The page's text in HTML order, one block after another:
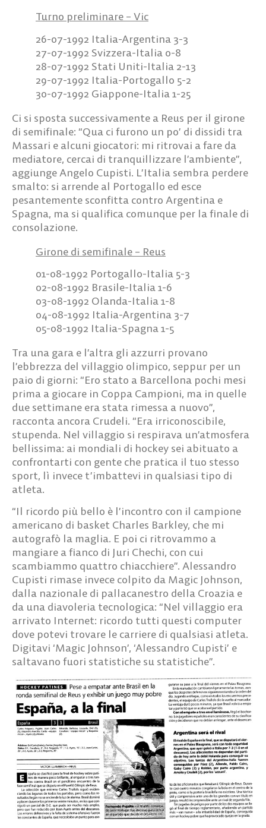
Turno preliminare – Vic
26-07-1992 Italia-Argentina 3-3
27-07-1992 Svizzera-Italia 0-8
28-07-1992 Stati Uniti-Italia 2-13
29-07-1992 Italia-Portogallo 5-2
30-07-1992 Giappone-Italia 1-25
Ci si sposta successivamente a Reus per il girone
di semifinale: “Qua ci furono un po’ di dissidi tra
Massari e alcuni giocatori: mi ritrovai a fare da
mediatore, cercai di tranquillizzare l’ambiente”,
aggiunge Angelo Cupisti. L’Italia sembra perdere
smalto: si arrende al Portogallo ed esce
pesantemente sconfitta contro Argentina e
Spagna, ma si qualifica comunque per la finale di
consolazione.
Girone di semifinale – Reus
01-08-1992 Portogallo-Italia 5-3
02-08-1992 Brasile-Italia 1-6
03-08-1992 Olanda-Italia 1-8
04-08-1992 Italia-Argentina 3-7
05-08-1992 Italia-Spagna 1-5
Tra una gara e l’altra gli azzurri provano
l’ebbrezza del villaggio olimpico, seppur per un
paio di giorni: “Ero stato a Barcellona pochi mesi
prima a giocare in Coppa Campioni, ma in quelle
due settimane era stata rimessa a nuovo”,
racconta ancora Crudeli. “Era irriconoscibile,
stupenda. Nel villaggio si respirava un’atmosfera
bellissima: ai mondiali di hockey sei abituato a
confrontarti con gente che pratica il tuo stesso
sport, lì invece t’imbattevi in qualsiasi tipo di
atleta.
“Il ricordo più bello è l’incontro con il campione
americano di basket Charles Barkley, che mi
autografò la maglia. E poi ci ritrovammo a
mangiare a fianco di Juri Chechi, con cui
scambiammo quattro chiacchiere”. Alessandro
Cupisti rimase invece colpito da Magic Johnson,
dalla nazionale di pallacanestro della Croazia e
da una diavoleria tecnologica: “Nel villaggio era
arrivato Internet: ricordo tutti questi computer
dove potevi trovare le carriere di qualsiasi atleta.
Digitavi ‘Magic Johnson’, ‘Alessandro Cupisti’ e
saltavano fuori statistiche su statistiche”.